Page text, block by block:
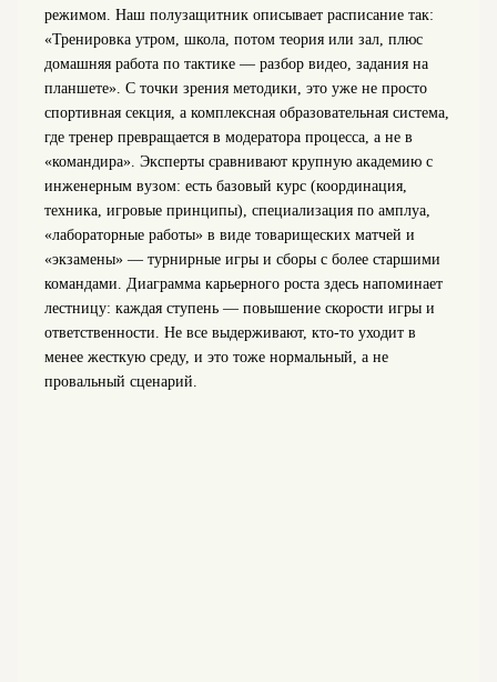
режимом. Наш полузащитник описывает расписание так:
«Тренировка утром, школа, потом теория или зал, плюс
домашняя работа по тактике — разбор видео, задания на
планшете». С точки зрения методики, это уже не просто
спортивная секция, а комплексная образовательная система,
где тренер превращается в модератора процесса, а не в
«командира». Эксперты сравнивают крупную академию с
инженерным вузом: есть базовый курс (координация,
техника, игровые принципы), специализация по амплуа,
«лабораторные работы» в виде товарищеских матчей и
«экзамены» — турнирные игры и сборы с более старшими
командами. Диаграмма карьерного роста здесь напоминает
лестницу: каждая ступень — повышение скорости игры и
ответственности. Не все выдерживают, кто‑то уходит в
менее жесткую среду, и это тоже нормальный, а не
провальный сценарий.